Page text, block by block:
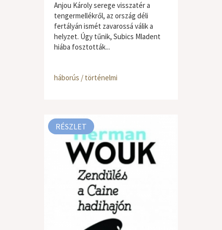
Anjou Károly serege visszatér a
tengermellékről, az ország déli
fertályán ismét zavarossá válik a
helyzet. Úgy tűnik, Subics Mladent
hiába fosztották...
háborús / történelmi
RÉSZLET